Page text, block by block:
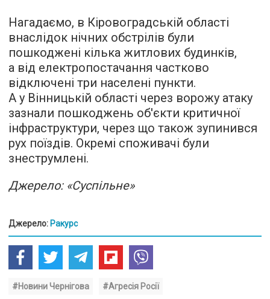
Нагадаємо, в Кіровоградській області
внаслідок нічних обстрілів були
пошкоджені кілька житлових будинків,
а від електропостачання частково
відключені три населені пункти.
А у Вінницькій області через ворожу атаку
зазнали пошкоджень об'єкти критичної
інфраструктури, через що також зупинився
рух поїздів. Окремі споживачі були
знеструмлені.
Джерело: «Суспільне»
Джерело: Ракурс
#Новини Чернігова #Агресія Росії